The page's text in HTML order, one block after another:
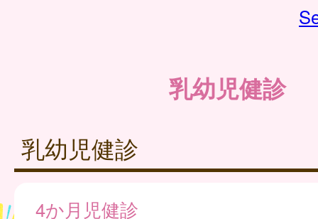
乳幼児健診
乳幼児健診
4か月児健診